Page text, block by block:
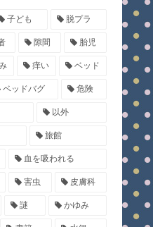
子ども 脱プラ
隙間 胎児
痒い ベッド
ベッドバグ 危険
以外
旅館
血を吸われる
害虫 皮膚科
謎 かゆみ